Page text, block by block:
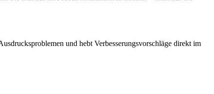
und hebt Verbesserungsvorschläge direkt im